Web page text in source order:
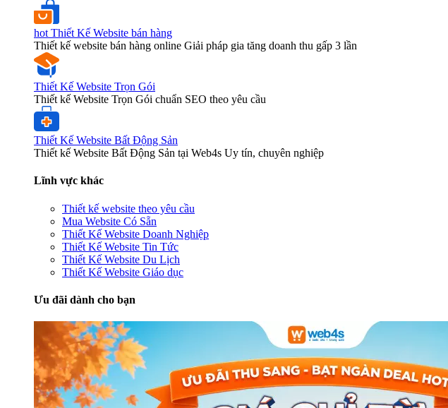
hot Thiết Kế Website bán hàng
Thiết kế website bán hàng online Giải pháp gia tăng doanh thu gấp 3 lần
Thiết Kế Website Trọn Gói
Thiết kế Website Trọn Gói chuẩn SEO theo yêu cầu
Thiết Kế Website Bất Động Sản
Thiết kế Website Bất Động Sản tại Web4s Uy tín, chuyên nghiệp
Lĩnh vực khác
Thiết kế website theo yêu cầu
Mua Website Có Sẵn
Thiết Kế Website Doanh Nghiệp
Thiết Kế Website Tin Tức
Thiết Kế Website Du Lịch
Thiết Kế Website Giáo dục
Ưu đãi dành cho bạn